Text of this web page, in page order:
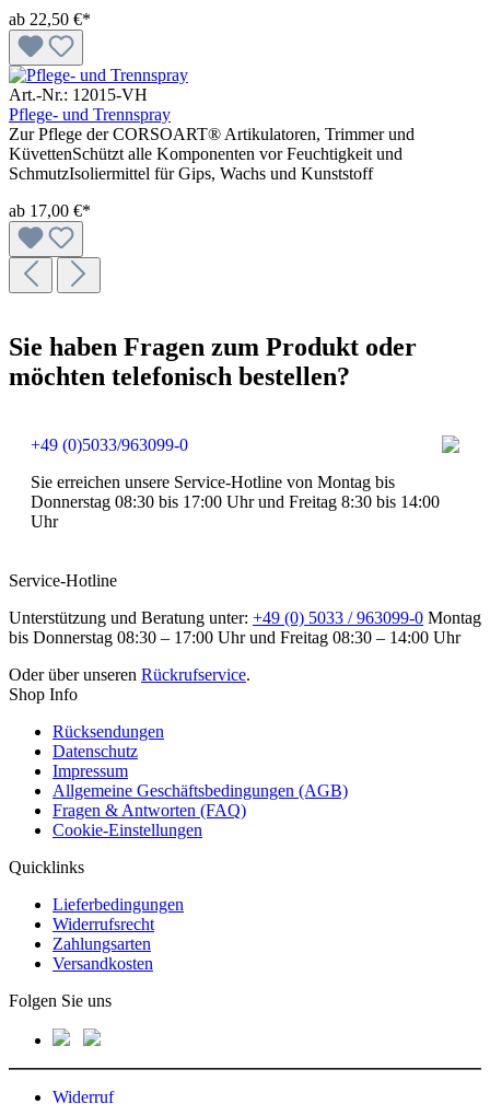
ab 22,50 €*
Art.-Nr.: 12015-VH
Pflege- und Trennspray
Zur Pflege der CORSOART® Artikulatoren, Trimmer und
KüvettenSchützt alle Komponenten vor Feuchtigkeit und
SchmutzIsoliermittel für Gips, Wachs und Kunststoff
ab 17,00 €*
Sie haben Fragen zum Produkt oder
möchten telefonisch bestellen?
+49 (0)5033/963099-0
Sie erreichen unsere Service-Hotline von Montag bis
Donnerstag 08:30 bis 17:00 Uhr und Freitag 8:30 bis 14:00
Uhr
Service-Hotline
Unterstützung und Beratung unter: +49 (0) 5033 / 963099-0 Montag
bis Donnerstag 08:30 – 17:00 Uhr und Freitag 08:30 – 14:00 Uhr
Oder über unseren Rückrufservice.
Shop Info
Rücksendungen
Datenschutz
Impressum
Allgemeine Geschäftsbedingungen (AGB)
Fragen & Antworten (FAQ)
Cookie-Einstellungen
Quicklinks
Lieferbedingungen
Widerrufsrecht
Zahlungsarten
Versandkosten
Folgen Sie uns
Widerruf